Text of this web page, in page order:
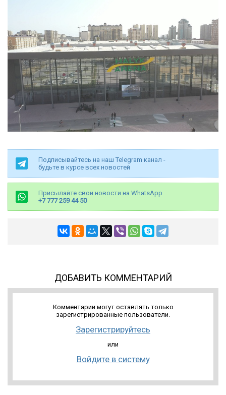
Подписывайтесь на наш Telegram канал -
будьте в курсе всех новостей
Присылайте свои новости на WhatsApp
+7 777 259 44 50
ДОБАВИТЬ КОММЕНТАРИЙ
Комментарии могут оставлять только
зарегистрированные пользователи.
Зарегистрируйтесь
или
Войдите в систему